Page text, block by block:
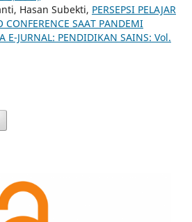
Hasan Subekti, PERSEPSI PELAJAR
CONFERENCE SAAT PANDEMI
E-JURNAL: PENDIDIKAN SAINS: Vol.